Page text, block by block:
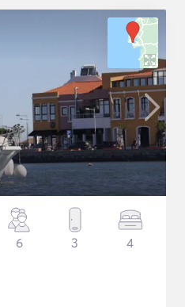
6 3 4